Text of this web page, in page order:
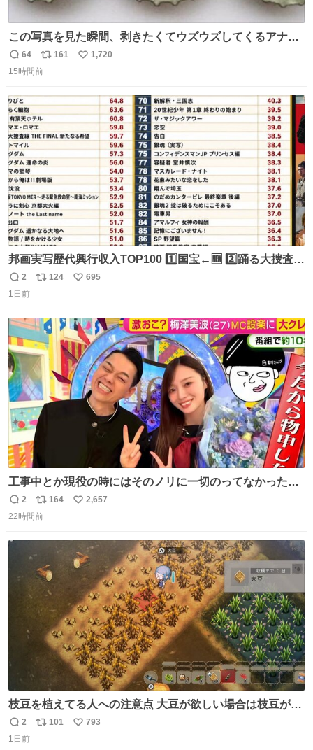
この写真を見た瞬間、剥きたくてウズウズしてくるアナ
タ、完全なる同世代（笑） #70年代 #80年代 #昭和レト
ロ
返
信
64
リ
ポ
ト
数
161
い
数
1,720
15時間前
邦画実写歴代興行収入TOP100 1️⃣国宝←🆕 2️⃣踊る大捜査線
THE MOVIE2 3️⃣南極物語 4️⃣踊る大捜査線 THE MOVIE 5️⃣
子猫物語 6️⃣劇場版コード・ブルー 7️⃣天と地と 8️⃣永遠の0
どなく、お別れです←🆕 … 60位 キングダム 魂の決戦←🆕
返
信
2
リ
ト
数
124
い
数
695
1日前
工事中とか現役の時にはそのノリに一切のってなかった1
番の「設楽の女」が卒業して頭角を現しはじめてて大好き
返
信
2
リ
ポ
数
164
い
数
2,657
22時間前
枝豆を植えてる人への注意点 大豆が欲しい場合は枝豆が収
穫できる状態で秋を迎えましょう。 気になって一部だけ収
穫したら普通に枯れてた… #ほの暮しの庭
返
信
2
リ
101
い
793
1日前